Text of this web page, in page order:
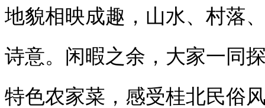
地貌相映成趣，山水、村落
诗意。闲暇之余，大家一同
特色农家菜，感受桂北民俗